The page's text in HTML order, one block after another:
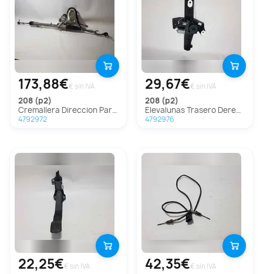
173,88€€ sin IVA
208 (p2)
Cremallera Direccion Para Peugeot 208
4792972
29,67€€ sin IVA
208 (p2)
Elevalunas Trasero Derecho Para Peugeot 208
4792976
22,25€€ sin IVA 42,35€€ sin IVA